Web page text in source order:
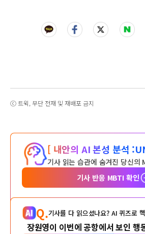
ⓒ 트윅, 무단 전재 및 재배포 금지
[ 내안의 AI 본성 분석 :
기사 읽는 습관에 숨겨진 당신의
기사 반응 MBTI 확인
Q.기사를 다 읽으셨나요? AI 퀴즈로
장원영이 이번에 공항에서 보인 행